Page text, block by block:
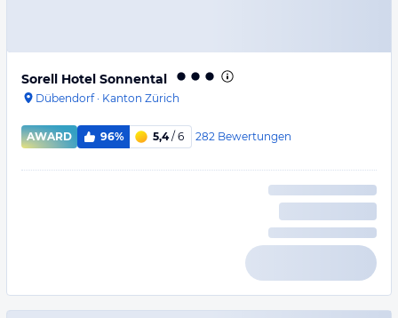
Sorell Hotel Sonnental
Dübendorf· Kanton Zürich
AWARD 96% 5,4/ 6 282 Bewertungen